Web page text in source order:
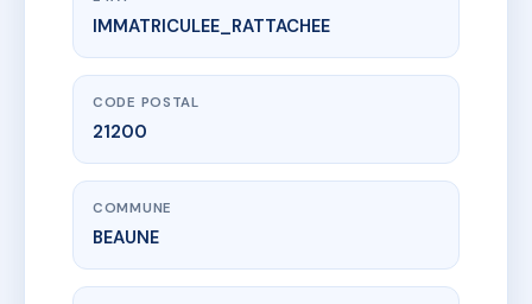
www.vme.plus/AC6826747
LA MALADIERE
2 Allée des Blanches Fleurs
IMMATRICULEE_RATTACHEE
CODE POSTAL
21200
COMMUNE
BEAUNE